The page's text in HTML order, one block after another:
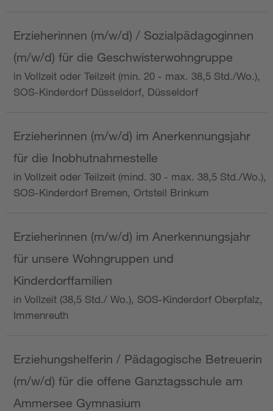
Erzieherinnen (m/w/d) / Sozialpädagoginnen
(m/w/d) für die Geschwisterwohngruppe
in Vollzeit oder Teilzeit (min. 20 - max. 38,5 Std./Wo.),
SOS-Kinderdorf Düsseldorf, Düsseldorf
Erzieherinnen (m/w/d) im Anerkennungsjahr
für die Inobhutnahmestelle
in Vollzeit oder Teilzeit (mind. 30 - max. 38,5 Std./Wo.),
SOS-Kinderdorf Bremen, Ortsteil Brinkum
Erzieherinnen (m/w/d) im Anerkennungsjahr
für unsere Wohngruppen und
Kinderdorffamilien
in Vollzeit (38,5 Std./ Wo.), SOS-Kinderdorf Oberpfalz,
Immenreuth
Erziehungshelferin / Pädagogische Betreuerin
(m/w/d) für die offene Ganztagsschule am
Ammersee Gymnasium